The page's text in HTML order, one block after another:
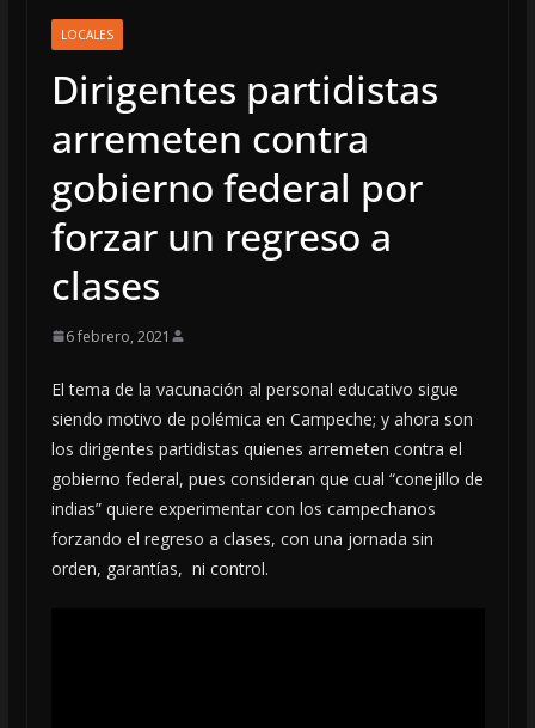
LOCALES
Dirigentes partidistas
arremeten contra
gobierno federal por
forzar un regreso a
clases
6 febrero, 2021
El tema de la vacunación al personal educativo sigue
siendo motivo de polémica en Campeche; y ahora son
los dirigentes partidistas quienes arremeten contra el
gobierno federal, pues consideran que cual “conejillo de
indias” quiere experimentar con los campechanos
forzando el regreso a clases, con una jornada sin
orden, garantías, ni control.